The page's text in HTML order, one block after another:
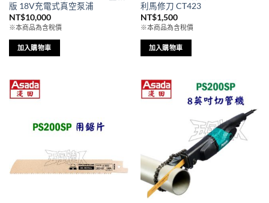
面
選
擇
選
版 18V充電式真空泵浦
NT$10,000
※本商品為含稅價
加入購物車
利馬修刀 CT423
NT$1,500
※本商品為含稅價
加入購物車